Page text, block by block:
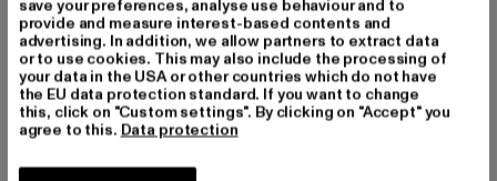
PEGADOR
Noli Rib
EUR 58,79
Derzeitiger Preis: EUR 58,79
EUR 69,99Aktionspreis: EUR 69,99
CLOUD5IVE
EUR 17,99
Derzeitiger Preis: EUR 17,99
EUR 24,99Aktionspreis:
-36%
save your preferences, analyse use behaviour and to
provide and measure interest-based contents and
advertising. In addition, we allow partners to extract data
or to use cookies. This may also include the processing of
your data in the USA or other countries which do not have
the EU data protection standard. If you want to change
this, click on "Custom settings". By clicking on "Accept" you
agree to this. Data protection